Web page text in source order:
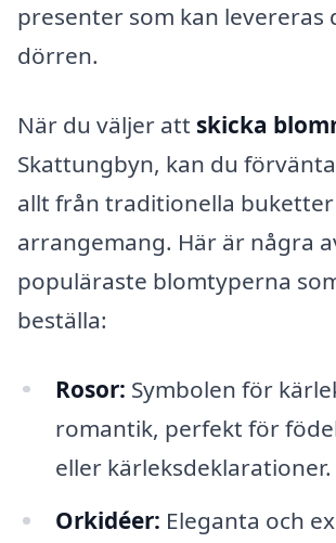
presenter som kan levereras
dörren.
När du väljer att skicka
Skattungbyn, kan du
allt från traditionella
arrangemang. Här är några
populäraste blomtyperna
beställa:
Rosor: Symbolen för
romantik, perfekt för
eller kärleksdeklarationer.
Orkidéer: Eleganta och